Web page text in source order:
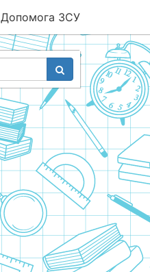
Допомога ЗСУ